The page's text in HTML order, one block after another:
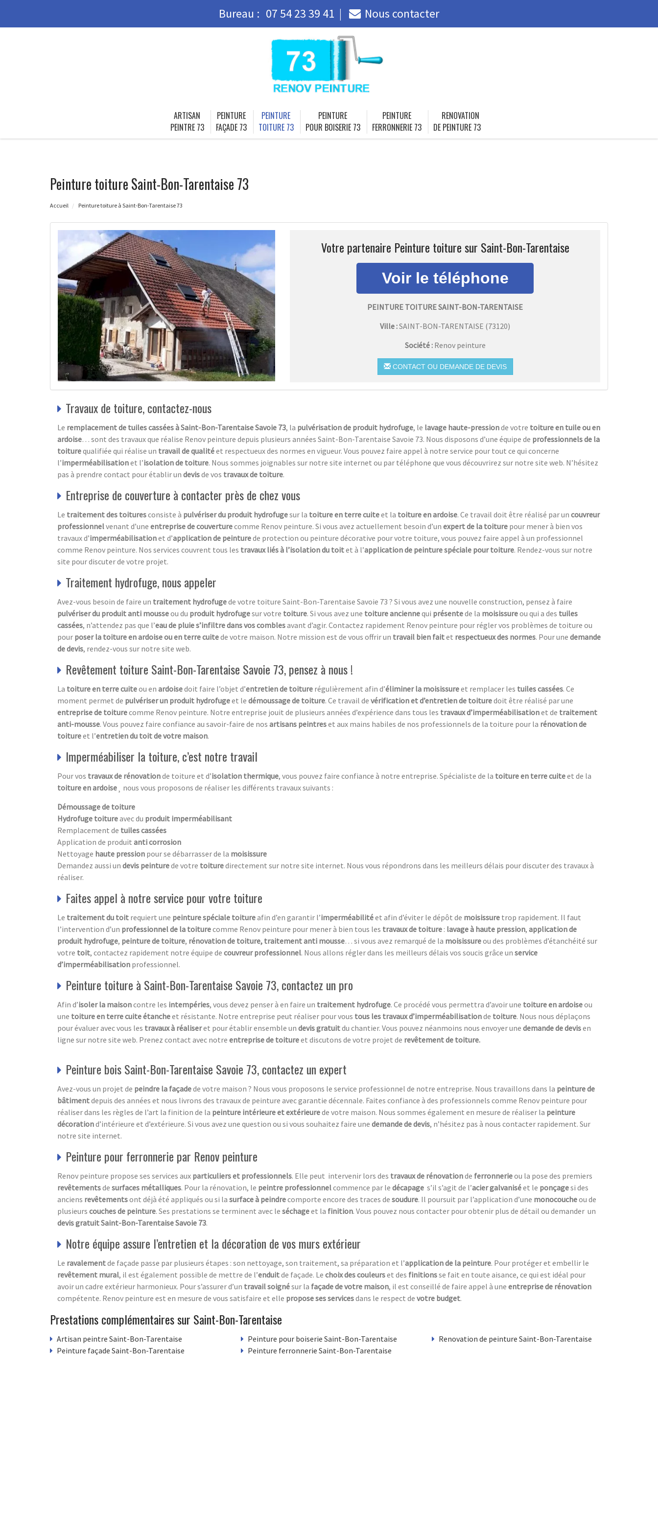
Bureau : 07 54 23 39 41 Nous contacter
ARTISAN
PEINTRE 73
PEINTURE
FAÇADE 73
PEINTURE
TOITURE 73
PEINTURE
POUR BOISERIE 73
PEINTURE
FERRONNERIE 73
RENOVATION
DE PEINTURE 73
Peinture toiture Saint-Bon-Tarentaise 73
Accueil Peinture toiture à Saint-Bon-Tarentaise 73
Votre partenaire Peinture toiture sur Saint-Bon-Tarentaise
PEINTURE TOITURE SAINT-BON-TARENTAISE
Ville :SAINT-BON-TARENTAISE (73120)
Société : Renov peinture
CONTACT OU DEMANDE DE DEVIS
Travaux de toiture, contactez-nous
Le remplacement de tuiles cassées à Saint-Bon-Tarentaise Savoie 73, la pulvérisation de produit hydrofuge, le lavage haute-pressionde votre toiture en tuile ou en
ardoise… sont des travaux que réalise Renov peinture depuis plusieurs années Saint-Bon-Tarentaise Savoie 73. Nous disposons d’une équipe de professionnels de la
toiturequalifiée qui réalise un travail de qualitéet respectueux des normes en vigueur. Vous pouvez faire appel à notre service pour tout ce qui concerne
l’imperméabilisationet l’isolationde toiture. Nous sommes joignables sur notre site internet ou par téléphone que vous découvrirez sur notre site web. N’hésitez
pas à prendre contact pour établir un devisde vos travaux de toiture.
Entreprise de couverture à contacter près de chez vous
Le traitement des toituresconsiste à pulvériser du produit hydrofugesur la toiture en terre cuiteet la toiture en ardoise. Ce travail doit être réalisé par un couvreur
professionnelvenant d’une entreprise de couverturecomme Renov peinture. Si vous avez actuellement besoin d’un expert de la toiture pour mener à bien vos
travaux d’imperméabilisationet d’application de peinturede protection ou peinture décorative pour votre toiture, vous pouvez faire appel à un professionnel
comme Renov peinture. Nos services couvrent tous les travaux liés à l’isolation du toitet à l’application de peinture spéciale pour toiture. Rendez-vous sur notre
site pour discuter de votre projet.
Traitement hydrofuge, nous appeler
Avez-vous besoin de faire un traitement hydrofugede votre toiture Saint-Bon-Tarentaise Savoie 73 ? Si vous avez une nouvelle construction, pensez à faire
pulvériser du produit anti mousseou du produit hydrofugesur votre toiture. Si vous avez une toiture anciennequi présentede la moisissureou qui a des tuiles
cassées, n’attendez pas que l’eau de pluie s’infiltre dans vos comblesavant d’agir. Contactez rapidement Renov peinture pour régler vos problèmes de toiture ou
pour poser la toiture en ardoise ou en terre cuitede votre maison. Notre mission est de vous offrir un travail bien faitet respectueux des normes. Pour une demande
de devis, rendez-vous sur notre site web.
Revêtement toiture Saint-Bon-Tarentaise Savoie 73, pensez à nous !
La toiture en terre cuiteou en ardoisedoit faire l’objet d’entretien de toiture régulièrement afin d’éliminer la moisissureet remplacer les tuiles cassées. Ce
moment permet de pulvériser un produit hydrofugeet le démoussage de toiture. Ce travail de vérification et d’entretien de toituredoit être réalisé par une
entreprise de toiturecomme Renov peinture. Notre entreprise jouit de plusieurs années d’expérience dans tous les travaux d’imperméabilisationet de traitement
anti-mousse. Vous pouvez faire confiance au savoir-faire de nos artisans peintreset aux mains habiles de nos professionnels de la toiture pour la rénovation de
toitureet l’entretien du toit de votre maison.
Imperméabiliser la toiture, c’est notre travail
Pour vos travaux de rénovationde toiture et d’isolation thermique, vous pouvez faire confiance à notre entreprise. Spécialiste de la toiture en terre cuiteet de la
toiture en ardoise ¸ nous vous proposons de réaliser les différents travaux suivants :
Démoussage de toiture
Hydrofuge toitureavec du produit imperméabilisant
Remplacement de tuiles cassées
Application de produit anti corrosion
Nettoyage haute pression pour se débarrasser de la moisissure
Demandez aussi un devis peinturede votre toituredirectement sur notre site internet. Nous vous répondrons dans les meilleurs délais pour discuter des travaux à
réaliser.
Faites appel à notre service pour votre toiture
Le traitement du toit requiert une peinture spéciale toitureafin d’en garantir l’imperméabilitéet afin d’éviter le dépôt de moisissure trop rapidement. Il faut
l’intervention d’un professionnel de la toiturecomme Renov peinture pour mener à bien tous les travaux de toiture : lavage à haute pression, application de
produit hydrofuge, peinture de toiture, rénovation de toiture, traitement anti mousse… si vous avez remarqué de la moisissureou des problèmes d’étanchéité sur
votre toit, contactez rapidement notre équipe de couvreur professionnel. Nous allons régler dans les meilleurs délais vos soucis grâce un service
d’imperméabilisation professionnel.
Peinture toiture à Saint-Bon-Tarentaise Savoie 73, contactez un pro
Afin d’isoler la maisoncontre les intempéries, vous devez penser à en faire un traitement hydrofuge. Ce procédé vous permettra d’avoir une toiture en ardoiseou
une toiture en terre cuite étancheet résistante. Notre entreprise peut réaliser pour vous tous les travaux d’imperméabilisationde toiture. Nous nous déplaçons
pour évaluer avec vous les travaux à réaliseret pour établir ensemble un devis gratuitdu chantier. Vous pouvez néanmoins nous envoyer une demande de devisen
ligne sur notre site web. Prenez contact avec notre entreprise de toitureet discutons de votre projet de revêtement de toiture.
Peinture bois Saint-Bon-Tarentaise Savoie 73, contactez un expert
Avez-vous un projet de peindre la façadede votre maison ? Nous vous proposons le service professionnel de notre entreprise. Nous travaillons dans la peinture de
bâtimentdepuis des années et nous livrons des travaux de peinture avec garantie décennale. Faites confiance à des professionnels comme Renov peinture pour
réaliser dans les règles de l’art la finition de la peinture intérieure et extérieurede votre maison. Nous sommes également en mesure de réaliser la peinture
décorationd’intérieure et d’extérieure. Si vous avez une question ou si vous souhaitez faire une demande de devis, n’hésitez pas à nous contacter rapidement. Sur
notre site internet.
Peinture pour ferronnerie par Renov peinture
Renov peinture propose ses services aux particuliers et professionnels. Elle peut intervenir lors des travaux de rénovationde ferronnerieou la pose des premiers
revêtementsde surfaces métalliques. Pour la rénovation, le peintre professionnelcommence par le décapage s’il s’agit de l’acier galvaniséet le ponçagesi des
anciens revêtementsont déjà été appliqués ou si la surface à peindrecomporte encore des traces de soudure. Il poursuit par l’application d’une monocoucheou de
plusieurs couches de peinture. Ses prestations se terminent avec le séchageet la finition. Vous pouvez nous contacter pour obtenir plus de détail ou demander un
devis gratuit Saint-Bon-Tarentaise Savoie 73.
Notre équipe assure l’entretien et la décoration de vos murs extérieur
Le ravalementde façade passe par plusieurs étapes : son nettoyage, son traitement, sa préparation et l’application de la peinture. Pour protéger et embellir le
revêtement mural, il est également possible de mettre de l’enduitde façade. Le choix des couleurset des finitionsse fait en toute aisance, ce qui est idéal pour
avoir un cadre extérieur harmonieux. Pour s’assurer d’un travail soignésur la façade de votre maison, il est conseillé de faire appel à une entreprise de rénovation
compétente. Renov peinture est en mesure de vous satisfaire et elle propose ses servicesdans le respect de votre budget.
Prestations complémentaires sur Saint-Bon-Tarentaise
Artisan peintre Saint-Bon-Tarentaise
Peinture façade Saint-Bon-Tarentaise
Peinture pour boiserie Saint-Bon-Tarentaise
Peinture ferronnerie Saint-Bon-Tarentaise
Renovation de peinture Saint-Bon-Tarentaise